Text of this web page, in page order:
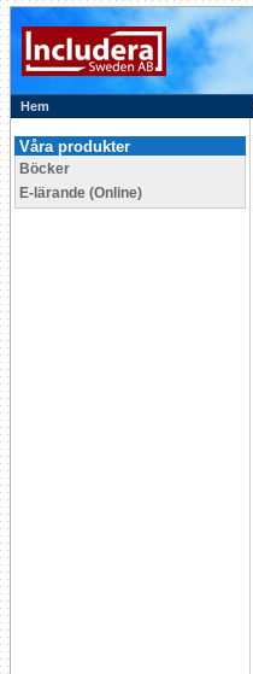
Hem
Våra produkter
Böcker
E-lärande (Online)